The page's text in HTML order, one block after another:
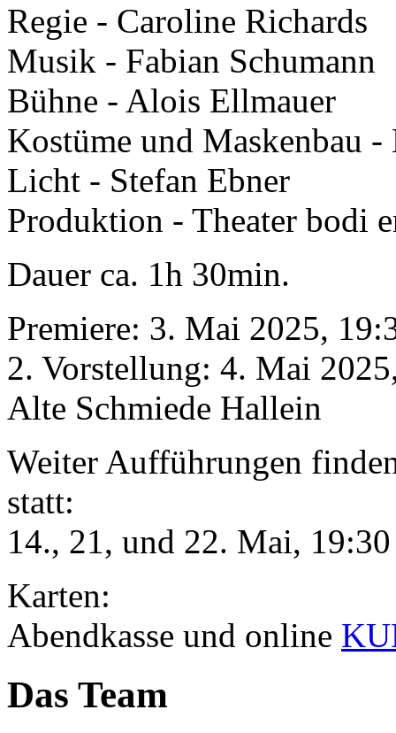
Regie - Caroline Richards
Musik - Fabian Schumann
Bühne - Alois Ellmauer
Kostüme und Maskenbau
Licht - Stefan Ebner
Produktion - Theater bodi
Dauer ca. 1h 30min.
Premiere: 3. Mai 2025,
2. Vorstellung: 4. Mai
Alte Schmiede Hallein
Weiter Aufführungen
statt:
14., 21, und 22. Mai,
Karten:
Abendkasse und online
Das Team